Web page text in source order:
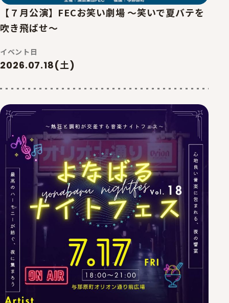
【７月公演】FECお笑い劇場 ～笑いで夏バテを
吹き飛ばせ～
イベント日
2026.07.18(土)